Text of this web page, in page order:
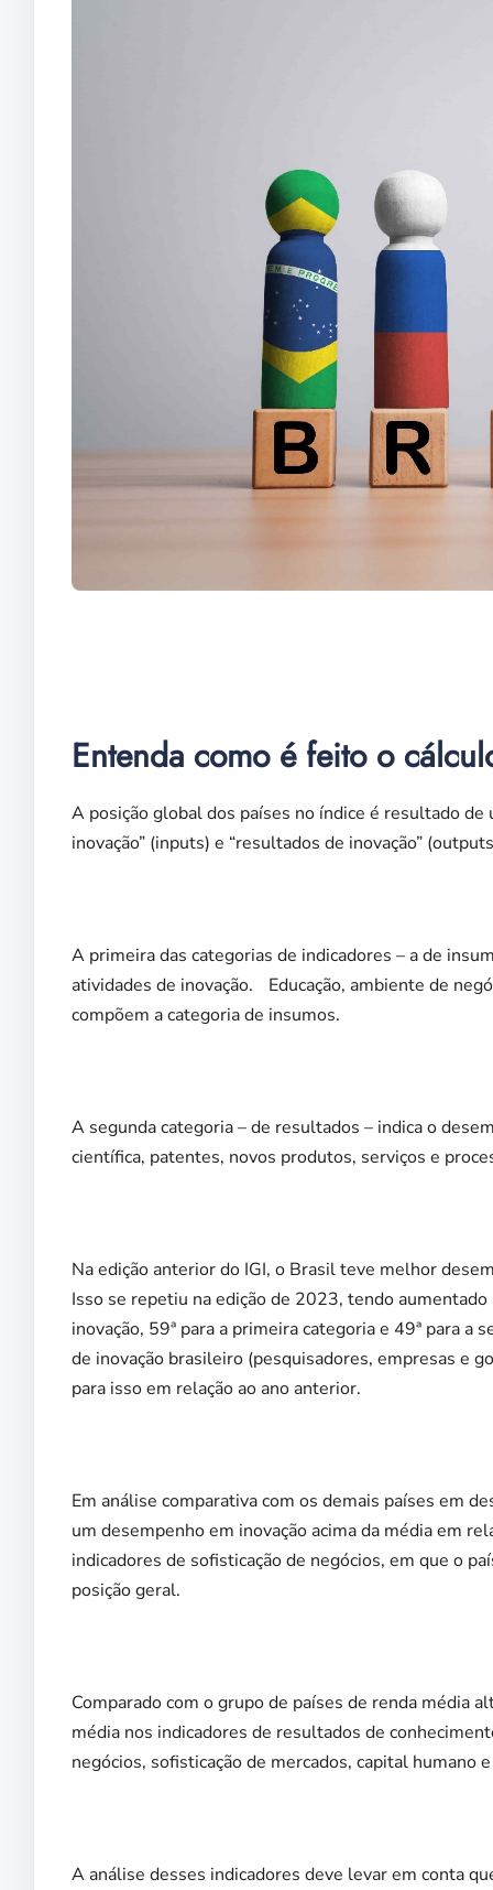
Entenda como é feito o
A posição global dos países no índice é resultado
inovação” (inputs) e “resultados de inovação”
A primeira das categorias de indicadores – a de
atividades de inovação. Educação, ambiente de
compõem a categoria de insumos.
A segunda categoria – de resultados – indica o
científica, patentes, novos produtos, serviços e
Na edição anterior do IGI, o Brasil teve melhor
Isso se repetiu na edição de 2023, tendo
inovação, 59ª para a primeira categoria e 49ª para
de inovação brasileiro (pesquisadores, empresas e
para isso em relação ao ano anterior.
Em análise comparativa com os demais países em
um desempenho em inovação acima da média em
indicadores de sofisticação de negócios, em que o
posição geral.
Comparado com o grupo de países de renda média
média nos indicadores de resultados de
negócios, sofisticação de mercados, capital humano
A análise desses indicadores deve levar em conta